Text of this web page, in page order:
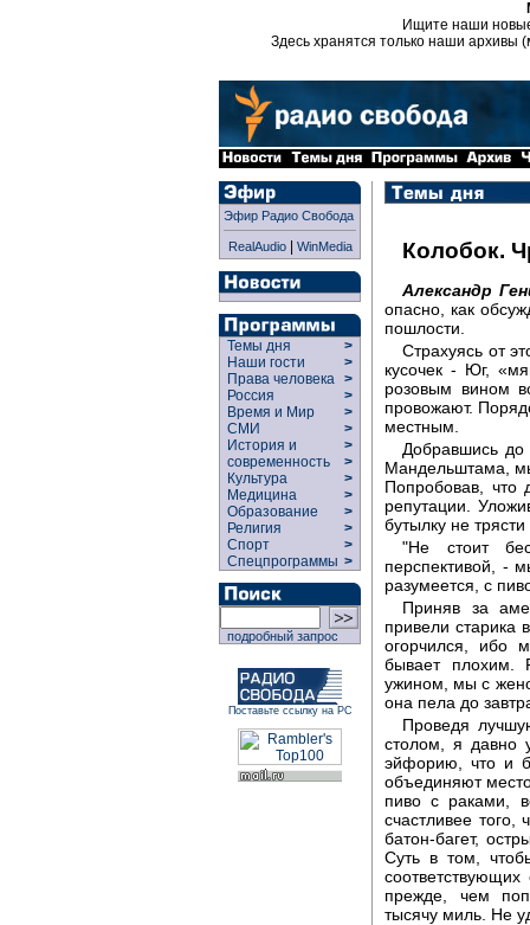
Ищите наши
Здесь хранятся только наши архивы
Эфир Радио Свобода
RealAudio| WinMedia
Темы дня
>
Наши гости
>
Права человека >
Россия
>
Время и Мир
>
СМИ
>
История и
современность
>
>
Культура
>
Медицина
>
Образование
>
Религия
>
Спорт
>
Спецпрограммы >
подробный запрос
Поставьте ссылку на РС
Колобок.
Александр
опасно, как
пошлости.
Страхуясь от
кусочек - Юг,
розовым вином
провожают.
местным.
Добравшись
Мандельштама,
Попробовав, что
репутации.
бутылку не
"Не стоит
перспективой, -
разумеется, с
Приняв за
привели старика
огорчился, ибо
бывает плохим.
ужином, мы с
она пела до
Проведя
столом, я давно
эйфорию, что и
объединяют
пиво с раками,
счастливее
батон-багет,
Суть в том,
прежде, чем
тысячу миль. Не